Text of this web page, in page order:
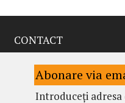
CONTACT
Abonare via
Introduceți